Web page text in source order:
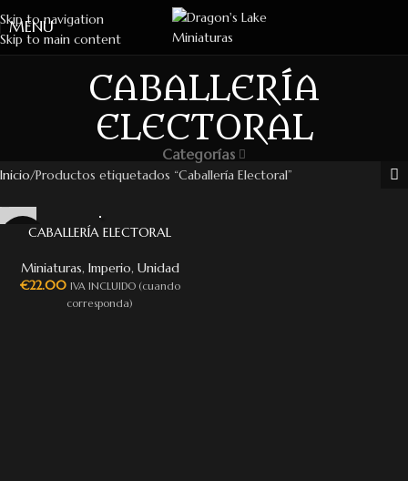
Skip to navigation
Skip to main content
MENU
CABALLERÍA
ELECTORAL
Categorías
Inicio Productos etiquetados “Caballería Electoral”
CABALLERÍA ELECTORAL
Miniaturas, Imperio, Unidad
€22.00 IVA INCLUIDO (cuando
corresponda)